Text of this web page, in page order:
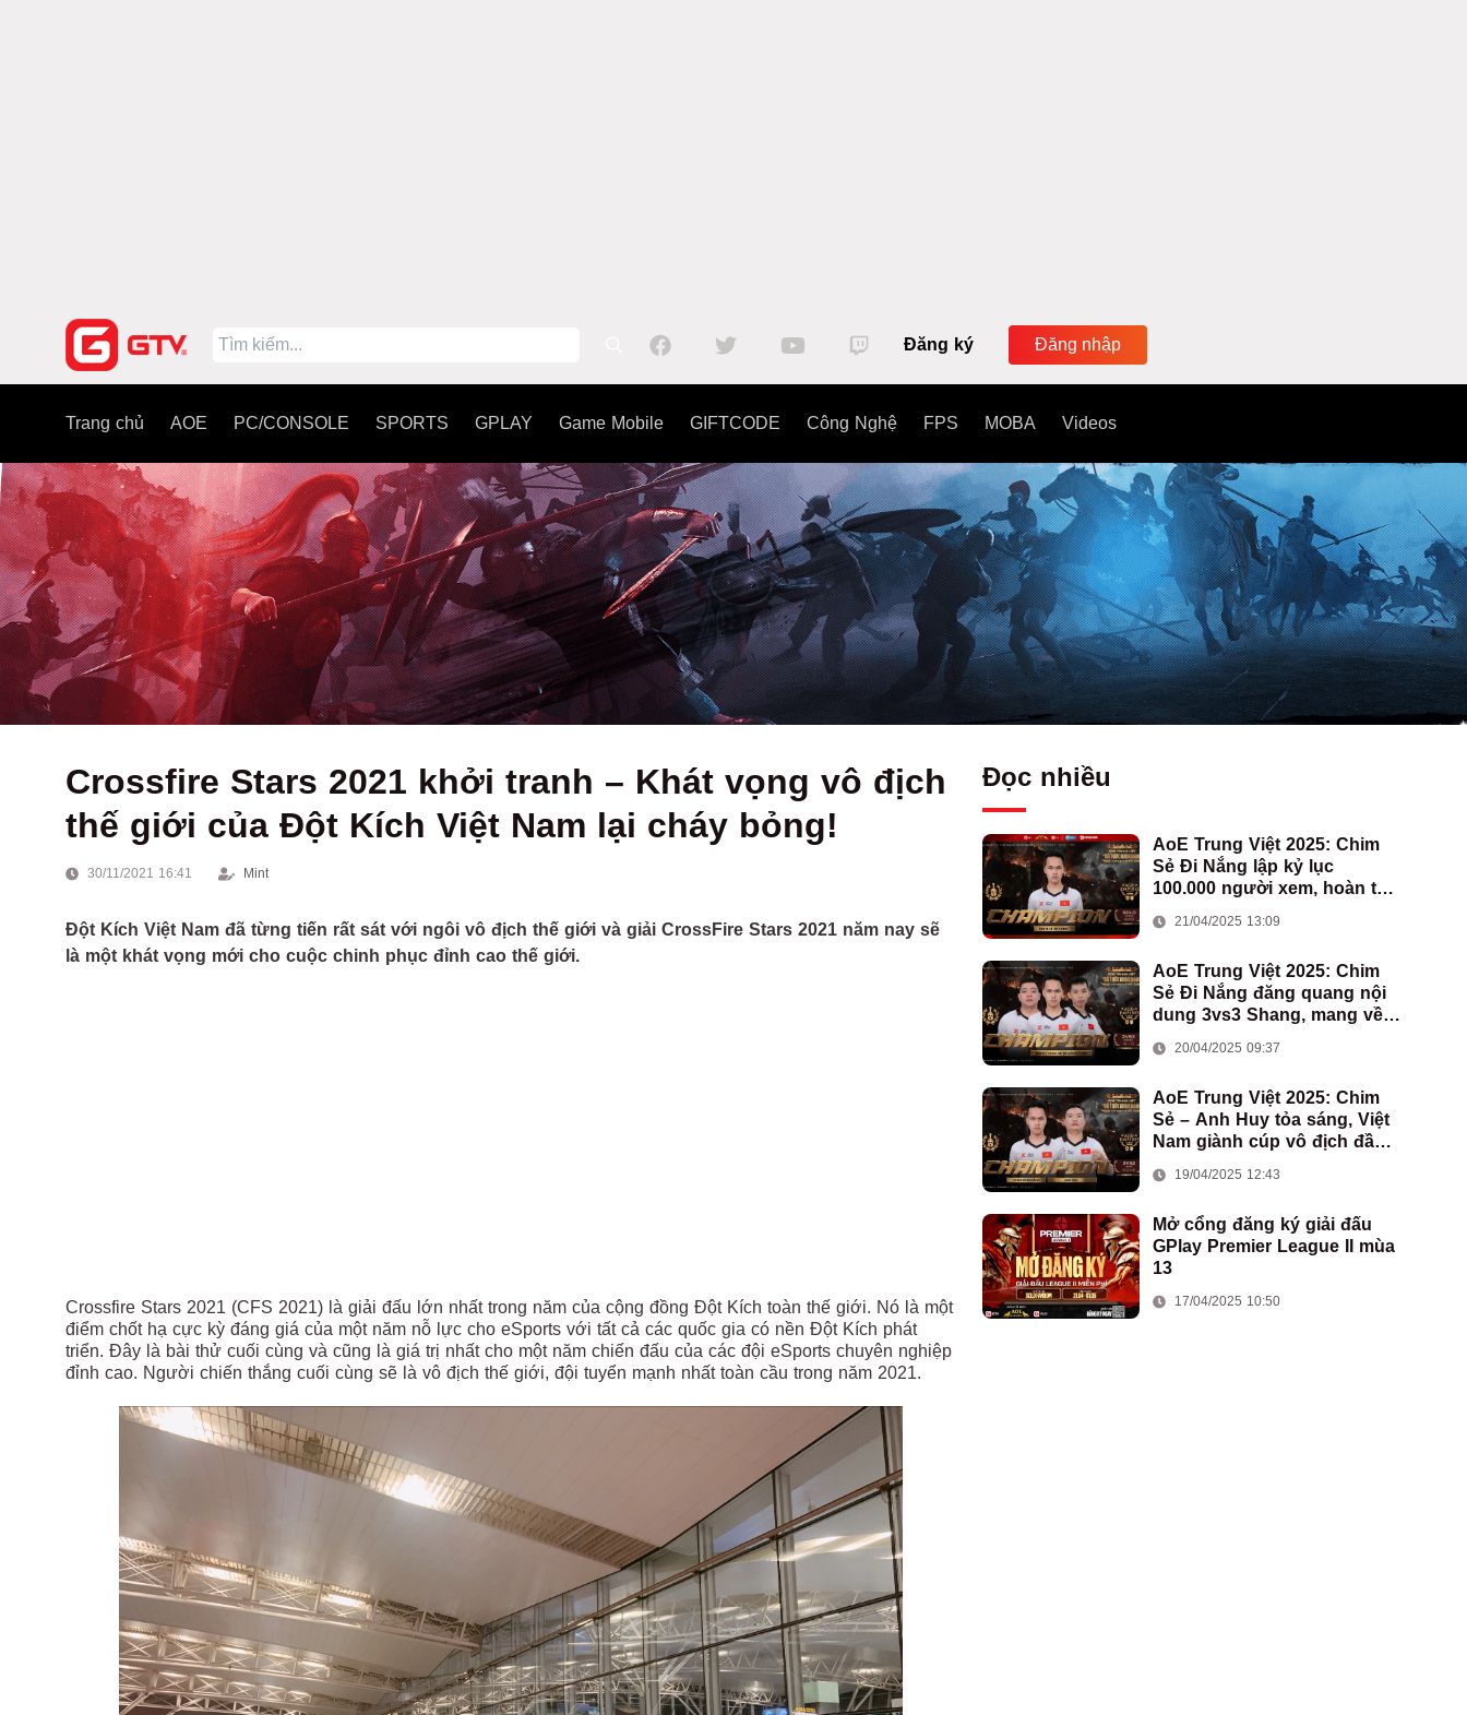
Đăng ký Đăng nhập
Trang chủ AOE PC/CONSOLE SPORTS GPLAY Game Mobile GIFTCODE Công Nghệ FPS MOBA Videos
Crossfire Stars 2021 khởi tranh – Khát vọng vô địch
thế giới của Đột Kích Việt Nam lại cháy bỏng!
30/11/2021 16:41 Mint
Đột Kích Việt Nam đã từng tiến rất sát với ngôi vô địch thế giới và giải CrossFire Stars 2021 năm nay sẽ
là một khát vọng mới cho cuộc chinh phục đỉnh cao thế giới.
Crossfire Stars 2021 (CFS 2021) là giải đấu lớn nhất trong năm của cộng đồng Đột Kích toàn thế giới. Nó là một
điểm chốt hạ cực kỳ đáng giá của một năm nỗ lực cho eSports với tất cả các quốc gia có nền Đột Kích phát
triển. Đây là bài thử cuối cùng và cũng là giá trị nhất cho một năm chiến đấu của các đội eSports chuyên nghiệp
đỉnh cao. Người chiến thắng cuối cùng sẽ là vô địch thế giới, đội tuyển mạnh nhất toàn cầu trong năm 2021.
Đọc nhiều
AoE Trung Việt 2025: Chim
Sẻ Đi Nắng lập kỷ lục
100.000 người xem, hoàn tất
Việt Nam
21/04/2025 13:09
AoE Trung Việt 2025: Chim
Sẻ Đi Nắng đăng quang nội
dung 3vs3 Shang, mang về
đoàn AoE Việt Nam
20/04/2025 09:37
AoE Trung Việt 2025: Chim
Sẻ – Anh Huy tỏa sáng, Việt
Nam giành cúp vô địch đầu
19/04/2025 12:43
Mở cổng đăng ký giải đấu
GPlay Premier League II mùa
13
17/04/2025 10:50